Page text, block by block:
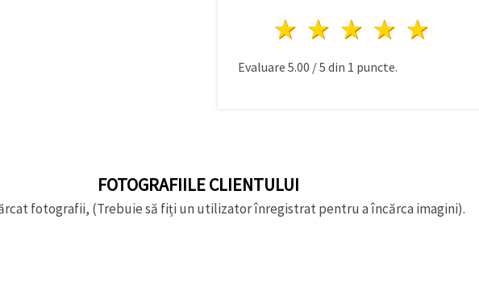
4 stele
3 stele
2 stele
1 stea
Evaluare 5.00 /5 din 1 puncte.
FOTOGRAFIILE CLIENTULUI
fotografii, (Trebuie să fiți un utilizator înregistrat pentru a încărca imagini).